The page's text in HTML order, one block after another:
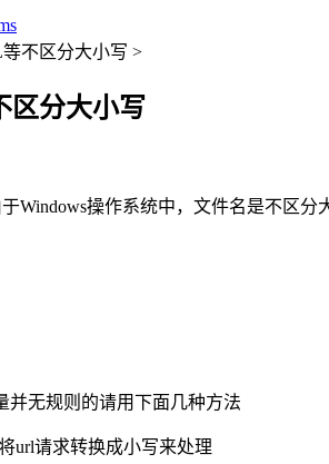
不区分大小写 >
区分大小写
Windows操作系统中，文件名是不区
并无规则的请用下面几种方法
url请求转换成小写来处理